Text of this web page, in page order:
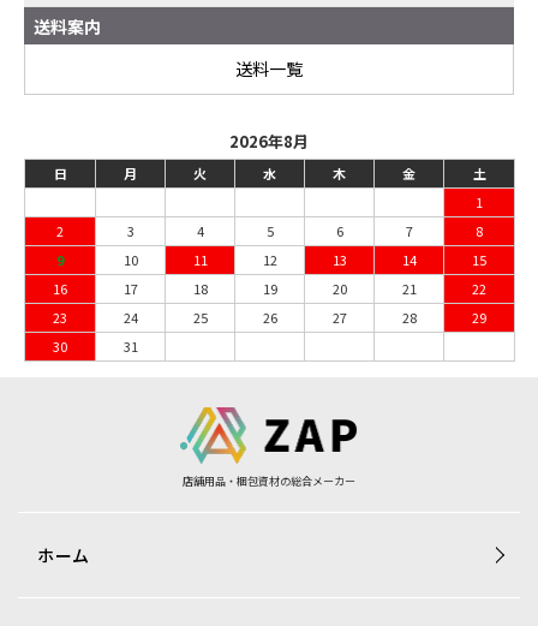
送料案内
送料一覧
2026年8月
日 月 火 水 木 金
土
1
2
3 4 5 6 7
8
9
10 11 12 13 14
15
16
17 18 19 20 21
22
23
24 25 26 27 28
29
30
31
店舗用品・梱包資材の総合メーカー
ホーム